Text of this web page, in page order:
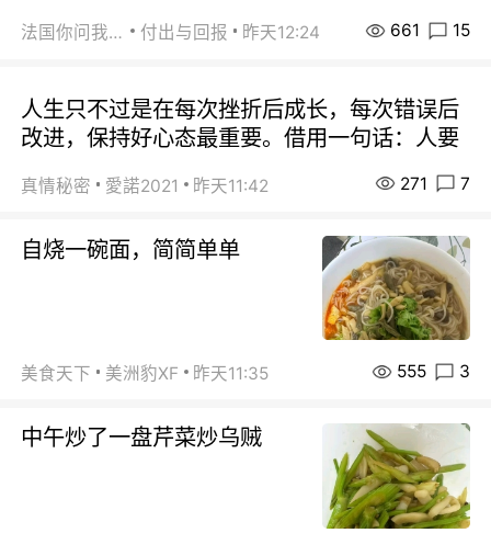
法国你问我答 付出与回报 昨天12:24 661 15
人生只不过是在每次挫折后成长，每次错误后
改进，保持好心态最重要。借用一句话：人要
真情秘密 愛諾2021 昨天11:42 271 7
自烧一碗面，简简单单
美食天下 美洲豹XF 昨天11:35 555 3
中午炒了一盘芹菜炒乌贼